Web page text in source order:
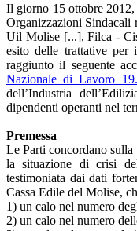
Il giorno 15 ottobre
Organizzazioni Sindacali
Uil Molise [...], Filca -
esito delle trattative
raggiunto il seguente
Nazionale di Lavoro
dell’Industria
dipendenti operanti nel
Premessa
Le Parti concordano sulla
la situazione di crisi
testimoniata dai dati
Cassa Edile del Molise,
1) un calo nel numero
2) un calo nel numero